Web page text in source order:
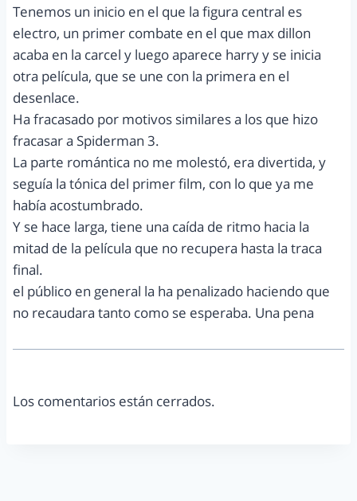
Tenemos un inicio en el que la figura central es
electro, un primer combate en el que max dillon
acaba en la carcel y luego aparece harry y se inicia
otra película, que se une con la primera en el
desenlace.
Ha fracasado por motivos similares a los que hizo
fracasar a Spiderman 3.
La parte romántica no me molestó, era divertida, y
seguía la tónica del primer film, con lo que ya me
había acostumbrado.
Y se hace larga, tiene una caída de ritmo hacia la
mitad de la película que no recupera hasta la traca
final.
el público en general la ha penalizado haciendo que
no recaudara tanto como se esperaba. Una pena
Los comentarios están cerrados.